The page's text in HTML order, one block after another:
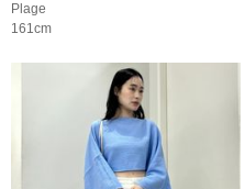
Plage
161cm